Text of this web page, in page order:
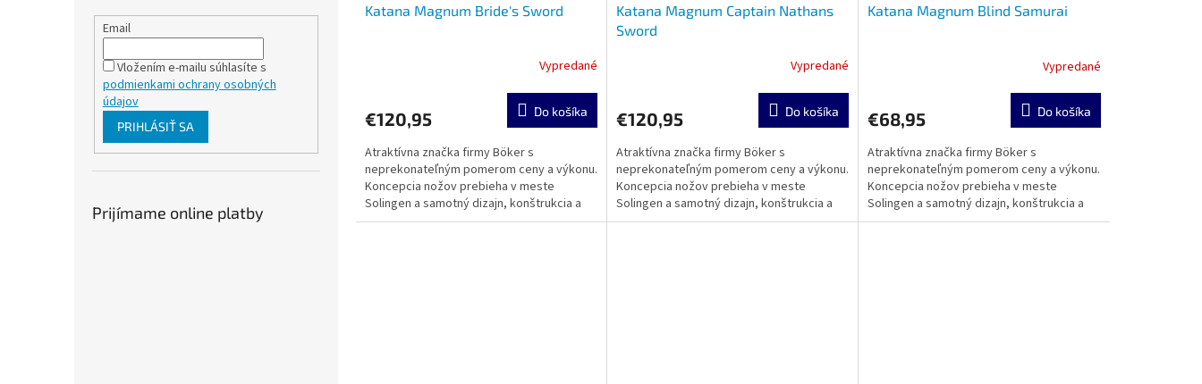
Email
Vložením e-mailu súhlasíte s
podmienkami ochrany osobných
údajov
PRIHLÁSIŤ SA
Prijímame online platby
Katana Magnum Bride's Sword
Vypredané
€120,95 Do košíka
Atraktívna značka firmy Böker s
neprekonateľným pomerom ceny a výkonu.
Koncepcia nožov prebieha v meste
Solingen a samotný dizajn, konštrukcia a
výroba sa realizuje v zámorí....
Katana Magnum Captain Nathans
Sword
Vypredané
€120,95 Do košíka
Atraktívna značka firmy Böker s
neprekonateľným pomerom ceny a výkonu.
Koncepcia nožov prebieha v meste
Solingen a samotný dizajn, konštrukcia a
výroba sa realizuje v zámorí....
Katana Magnum Blind Samurai
Vypredané
€68,95 Do košíka
Atraktívna značka firmy Böker s
neprekonateľným pomerom ceny a výkonu.
Koncepcia nožov prebieha v meste
Solingen a samotný dizajn, konštrukcia a
výroba sa realizuje v zámorí....